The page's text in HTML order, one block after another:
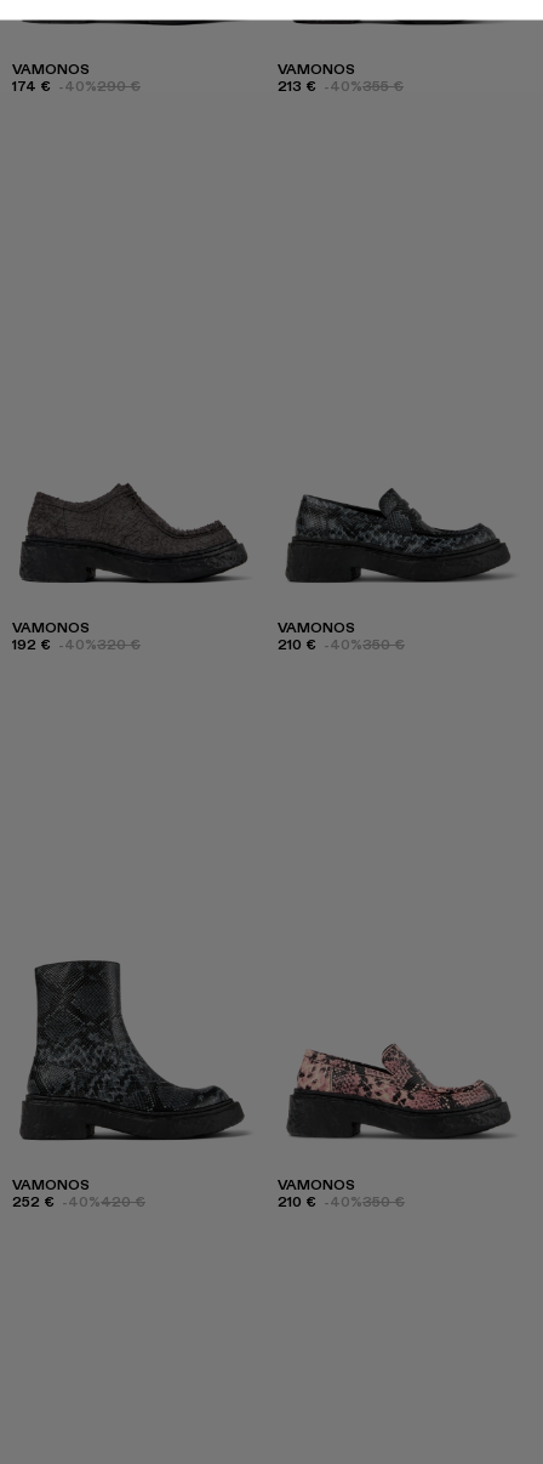
VAMONOS
174 € -40%290 €
VAMONOS
213 € -40%355 €
VAMONOS
192 € -40%320 €
VAMONOS
210 € -40%350 €
VAMONOS
252 € -40%420 €
VAMONOS
210 € -40%350 €